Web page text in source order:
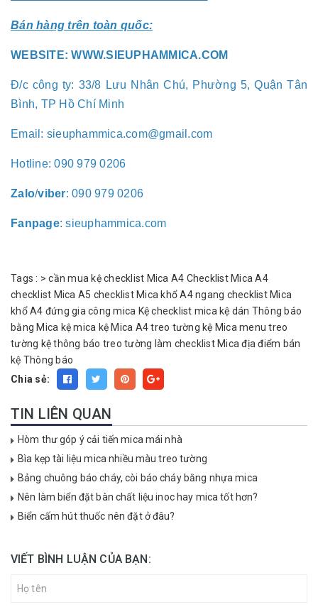
Bán hàng trên toàn quốc:
WEBSITE:WWW.SIEUPHAMMICA.COM
Đ/c công ty: 33/8 Lưu Nhân Chú, Phường 5, Quận Tân
Bình, TP Hồ Chí Minh
Email: sieuphammica.com@gmail.com
Hotline:090 979 0206
Zalo/viber: 090 979 0206
Fanpage: sieuphammica.com
Tags : >cần mua kệ checklist Mica A4 Checklist Mica A4
checklist Mica A5 checklist Mica khổ A4 ngang checklist Mica
khổ A4 đứng gia công mica Kệ checklist mica kệ dán Thông báo
bằng Mica kệ mica kệ Mica A4 treo tường kệ Mica menu treo
tường kệ thông báo treo tường làm checklist Mica địa điểm bán
kệ Thông báo
Chia sẻ:
TIN LIÊN QUAN
Hòm thư góp ý cải tiến mica mái nhà
Bìa kẹp tài liệu mica nhiều màu treo tường
Bảng chuông báo cháy, còi báo cháy bằng nhựa mica
Nên làm biển đặt bàn chất liệu inoc hay mica tốt hơn?
Biển cấm hút thuốc nên đặt ở đâu?
VIẾT BÌNH LUẬN CỦA BẠN: